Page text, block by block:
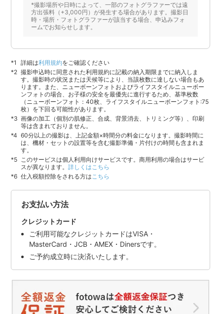
*撮影場所や日時によって、一部のフォトグラファーでは遠
方出張料（+3,000円）が発生する場合があります。撮影日
時・場所・フォトグラファーが該当する場合、申込みフォ
ームでお知らせします。
詳細は利用規約をご確認ください
撮影申込時に同意された利用規約に記載の納入期限までに納入しま
す。撮影時の状況または天候等により、当該枚数に達しない場合もあ
ります。また、ニューボーンフォトおよびライフスタイルニューボー
ンフォトの場合、お子様の安全を最優先に進行するため、基準枚数
（ニューボーンフォト：40枚、ライフスタイルニューボーンフォト:75
枚）を下回る可能性があります。
画像の加工（個別の肌修正、合成、背景消去、トリミング等）、印刷
等は含まれておりません。
60分以上の撮影は、上記金額×時間分の料金になります。撮影時間に
は、機材・セットの設置等を含む撮影準備・片付けの時間も含まれま
す。
このサービスは個人利用向けサービスです。商用利用の場合はサービ
スが異なります。詳しくはこちら
仕入税額控除をされる方は こちら
お支払い方法
クレジットカード
ご利用可能なクレジットカードはVISA・
MasterCard・JCB・AMEX・Dinersです。
ご予約成立時に決済いたします。